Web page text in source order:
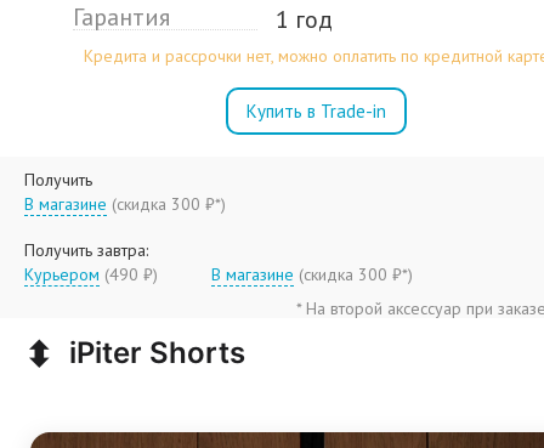
Гарантия
1 год
Кредита и рассрочки нет, можно оплатить по кредитной
Купить в Trade-in
Получить
В магазине (скидка 300 ₽*)
Получить завтра:
Курьером (490 ₽) В магазине (скидка 300 ₽*)
* На второй аксессуар при
⬍ iPiter Shorts